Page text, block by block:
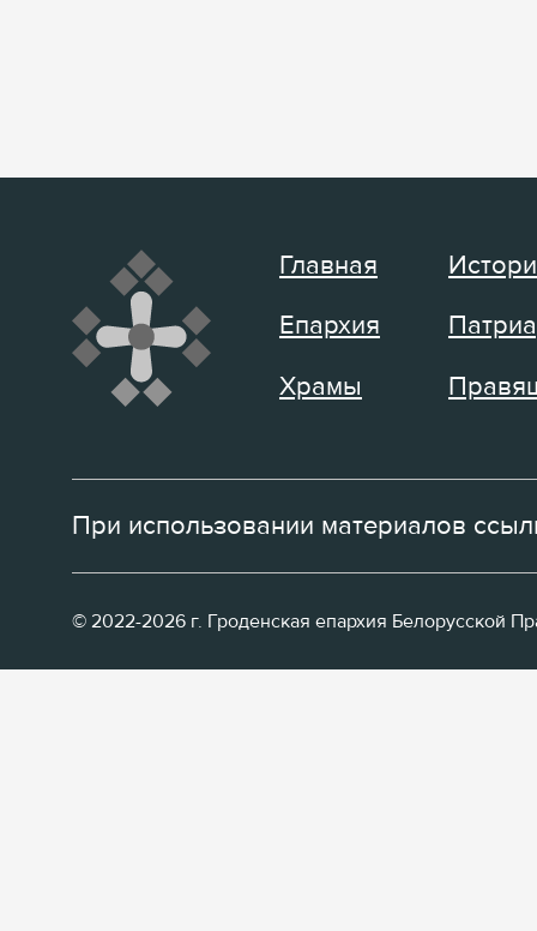
Главная
Епархия
Храмы
При использовании материалов
© 2022-2026 г. Гроденская епархия Белорусской